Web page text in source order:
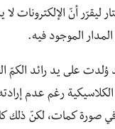
ليقرّر أنّ الإلكترونات
الموجود فيه.
على يد رائد الكمّ
رغم عدم
صورة كمات، لكنّ ذلك